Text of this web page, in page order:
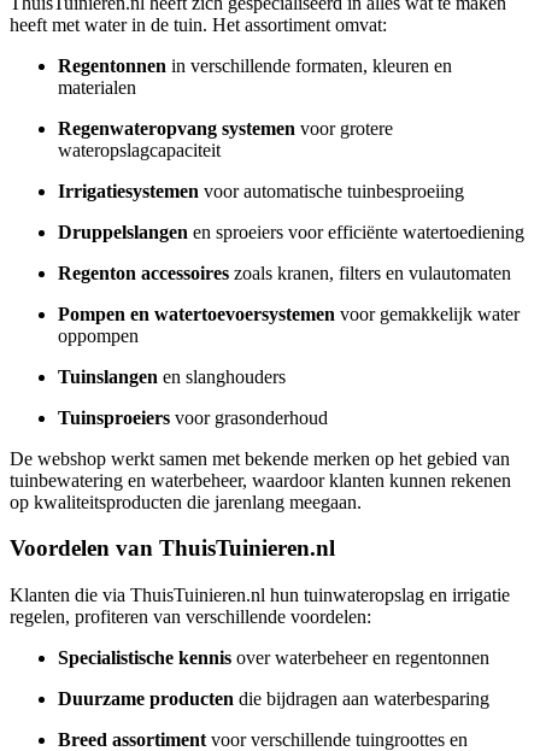
heeft met water in de tuin. Het assortiment omvat:
Regentonnen in verschillende formaten, kleuren en
materialen
Regenwateropvang systemen voor grotere
wateropslagcapaciteit
Irrigatiesystemen voor automatische tuinbesproeiing
Druppelslangen en sproeiers voor efficiënte watertoediening
Regenton accessoires zoals kranen, filters en vulautomaten
Pompen en watertoevoersystemen voor gemakkelijk water
oppompen
Tuinslangen en slanghouders
Tuinsproeiers voor grasonderhoud
De webshop werkt samen met bekende merken op het gebied van
tuinbewatering en waterbeheer, waardoor klanten kunnen rekenen
op kwaliteitsproducten die jarenlang meegaan.
Voordelen van ThuisTuinieren.nl
Klanten die via ThuisTuinieren.nl hun tuinwateropslag en irrigatie
regelen, profiteren van verschillende voordelen:
Specialistische kennis over waterbeheer en regentonnen
Duurzame producten die bijdragen aan waterbesparing
Breed assortiment voor verschillende tuingroottes en